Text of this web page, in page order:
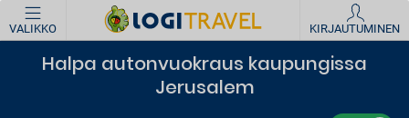
VALIKKO KIRJAUTUMINEN
Halpa autonvuokraus kaupungissa
Jerusalem